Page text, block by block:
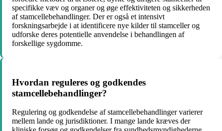
specifikke væv og organer og øge effektiviteten og sikkerheden
af stamcellebehandlinger. Der er også et intensivt
forskningsarbejde i at identificere nye kilder til stamceller og
udforske deres potentielle anvendelse i behandlingen af
forskellige sygdomme.
Hvordan reguleres og godkendes
stamcellebehandlinger?
Regulering og godkendelse af stamcellebehandlinger varierer
mellem lande og jurisdiktioner. I mange lande kræves der